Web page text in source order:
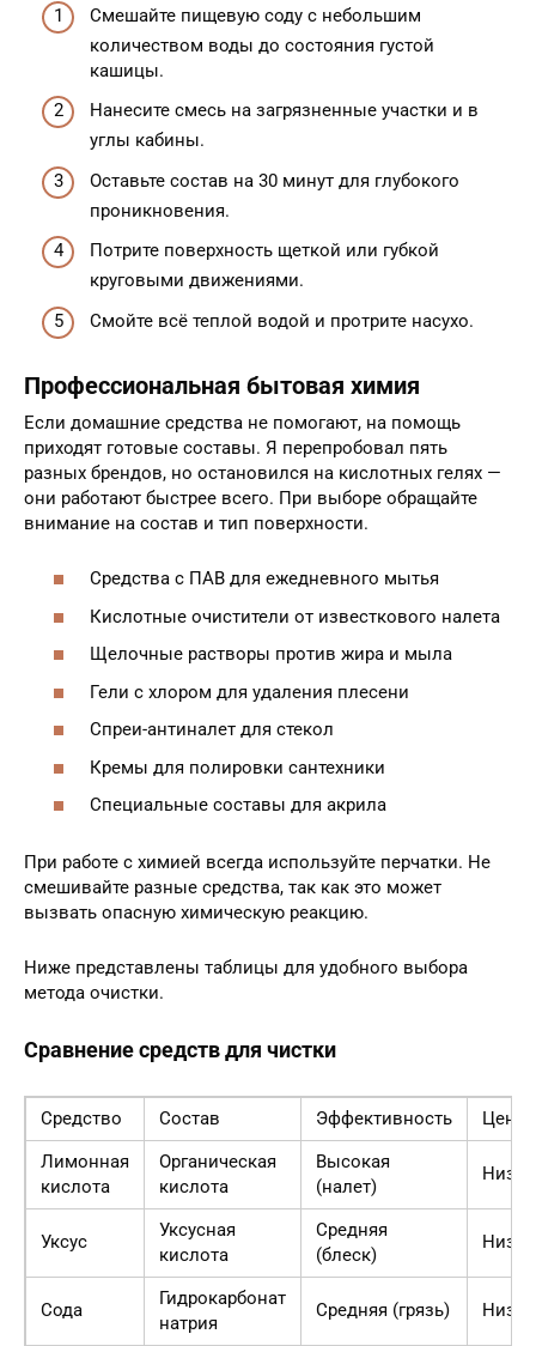
Смешайте пищевую соду с небольшим
количеством воды до состояния густой
кашицы.
Нанесите смесь на загрязненные участки и в
углы кабины.
Оставьте состав на 30 минут для глубокого
проникновения.
Потрите поверхность щеткой или губкой
круговыми движениями.
Смойте всё теплой водой и протрите насухо.
Профессиональная бытовая химия
Если домашние средства не помогают, на помощь
приходят готовые составы. Я перепробовал пять
разных брендов, но остановился на кислотных гелях —
они работают быстрее всего. При выборе обращайте
внимание на состав и тип поверхности.
Средства с ПАВ для ежедневного мытья
Кислотные очистители от известкового налета
Щелочные растворы против жира и мыла
Гели с хлором для удаления плесени
Спреи-антиналет для стекол
Кремы для полировки сантехники
Специальные составы для акрила
При работе с химией всегда используйте перчатки. Не
смешивайте разные средства, так как это может
вызвать опасную химическую реакцию.
Ниже представлены таблицы для удобного выбора
метода очистки.
Сравнение средств для чистки
Средство Состав Эффективность
Цена
Лимонная
кислота
Органическая
кислота
Высокая
(налет)
Уксус
Уксусная
кислота
Средняя
(блеск)
Сода
Гидрокарбонат
натрия
Средняя (грязь)